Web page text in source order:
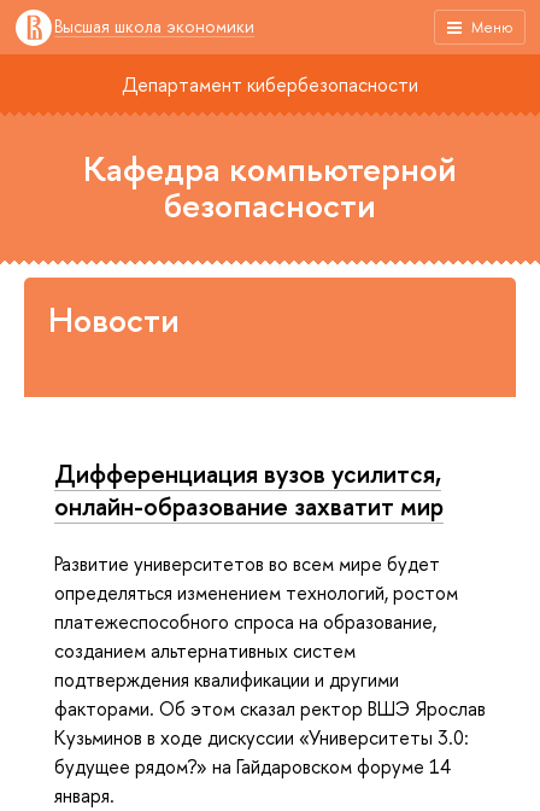
Меню
Высшая школа экономики
Департамент кибербезопасности
Кафедра компьютерной
безопасности
Новости
Дифференциация вузов усилится,
онлайн-образование захватит мир
Развитие университетов во всем мире будет
определяться изменением технологий, ростом
платежеспособного спроса на образование,
созданием альтернативных систем
подтверждения квалификации и другими
факторами. Об этом сказал ректор ВШЭ Ярослав
Кузьминов в ходе дискуссии «Университеты 3.0:
будущее рядом?» на Гайдаровском форуме 14
января.